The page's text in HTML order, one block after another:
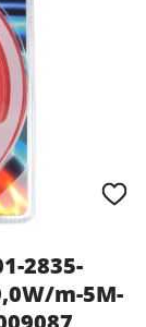
2835-
m-5M-